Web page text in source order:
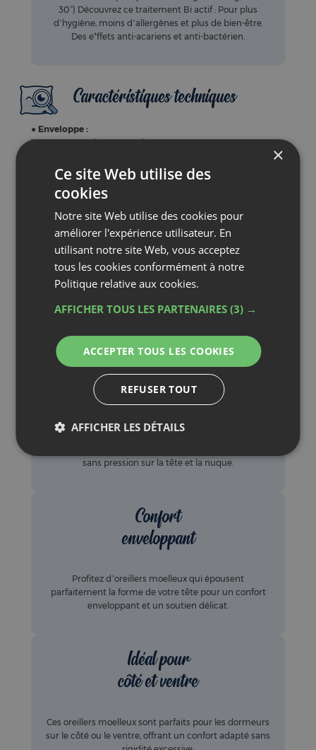
30°) Découvrez ce traitement Bi actif : Pour plus
d’hygiène, moins d’allergènes et plus de bien-être.
Des e*ffets anti-acariens et anti-bactérien.
Caractéristiques techniques
● Enveloppe :
100% coton traité Greensphère®
100%polyesterrecyclé Lifll+Eco®
Poids :
60 x 60cm : 550g
Lavage :
(guide pratique)
Les avantages denos oreillers
moelleux
Accueil tout
en douceur
Nos oreillers moelleux
sans pression sur la tête et la nuque.
Confort
enveloppant
Profitez d’oreillers moelleux qui épousent
parfaitement la forme de votre tête pour un confort
enveloppant et un soutien délicat.
Idéal pour
côté et ventre
Ces oreillers moelleux sont parfaits pour les dormeurs
sur le côté ou le ventre, offrant un confort adapté sans